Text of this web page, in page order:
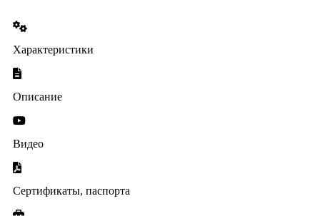
Характеристики
Описание
Видео
Сертификаты, паспорта